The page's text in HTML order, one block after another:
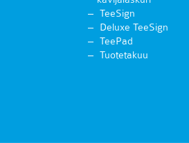
TeeSign
Deluxe TeeSign
TeePad
Tuotetakuu